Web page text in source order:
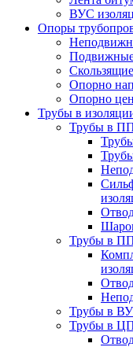
ВУС
Опоры
Опорно
Опорно
Трубы в
Трубы в
Трубы в
Трубы в
Трубы в